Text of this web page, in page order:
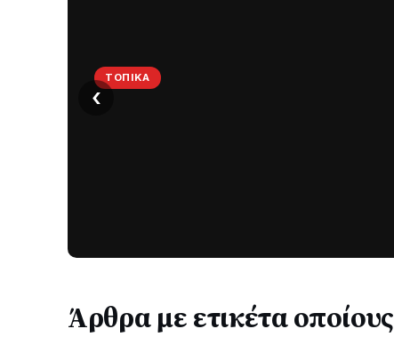
ΤΟΠΙΚΆ
Στο
Λυγιά
περιοχές
περίπου
‹
Άρθρα με ετικέτα οποίους